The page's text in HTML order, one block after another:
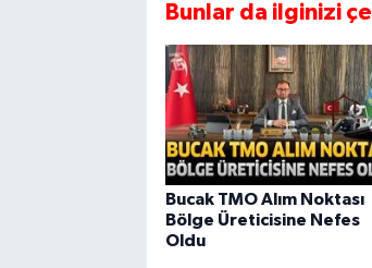
Bunlar da ilginizi
Bucak TMO Alım Noktası
Bölge Üreticisine Nefes
Oldu